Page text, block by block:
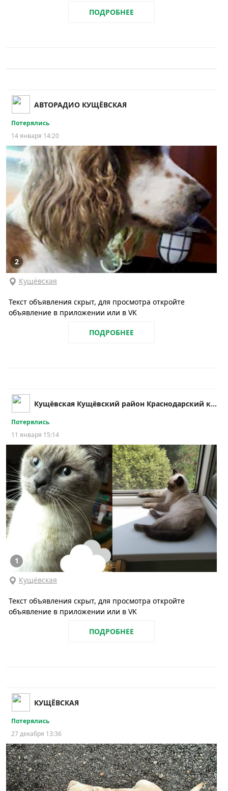
ПОДРОБНЕЕ
АВТОРАДИО КУЩЁВСКАЯ
Потерялись
14 января 14:20
2
Кущёвская
Текст объявления скрыт, для просмотра откройте
объявление в приложении или в VK
ПОДРОБНЕЕ
Кущёвская Кущёвский район Краснодарский край
Потерялись
11 января 15:14
1
Кущёвская
Текст объявления скрыт, для просмотра откройте
объявление в приложении или в VK
ПОДРОБНЕЕ
КУЩЁВСКАЯ
Потерялись
27 декабря 13:36